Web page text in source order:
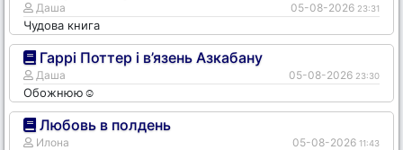
Даша 05-08-2026 23:31
Чудова книга
Гаррі Поттер і в’язень Азкабану
Даша 05-08-2026 23:30
Обожнюю☺️
Любовь в полдень
Илона 05-08-2026 11:43